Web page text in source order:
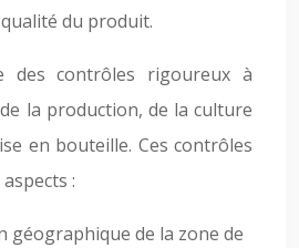
du produit.
des contrôles rigoureux à
la production, de la culture
en bouteille. Ces contrôles
:
géographique de la zone de